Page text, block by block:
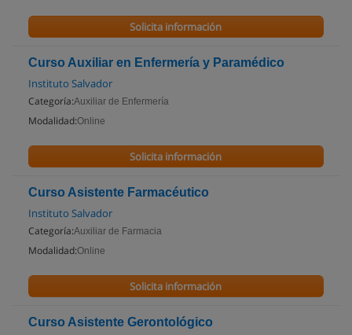
Solicita información
Curso Auxiliar en Enfermería y Paramédico
Instituto Salvador
Categoría:Auxiliar de Enfermería
Modalidad:Online
Solicita información
Curso Asistente Farmacéutico
Instituto Salvador
Categoría:Auxiliar de Farmacia
Modalidad:Online
Solicita información
Curso Asistente Gerontológico